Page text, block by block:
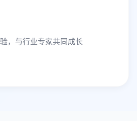
，与行业专家共同成长